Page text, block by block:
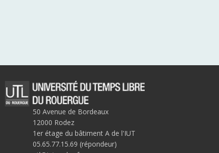
50 Avenue de Bordeaux
12000 Rodez
1er étage du bâtiment A de l'IUT
05.65.77.15.69 (répondeur)